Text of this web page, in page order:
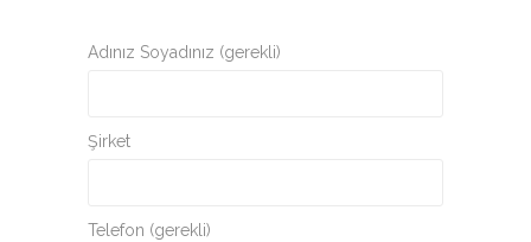
Adınız Soyadınız (gerekli)
Şirket
Telefon (gerekli)